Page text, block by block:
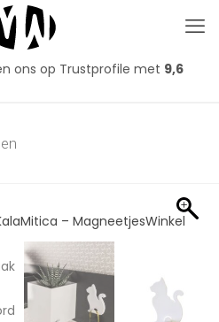
ons op Trustprofile met 9,6